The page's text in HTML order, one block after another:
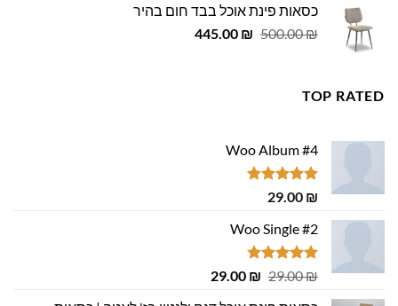
800.00 ₪.
699.00 ₪.
כסאות פינת אוכל בבד חום בהיר
500.00₪
המחיר
445.00 ₪
המחיר
TOP RATED
Woo Album #4
דורג5.00
29.00 ₪
Woo Single #2
דורג4.75
29.00₪
המחיר
29.00 ₪
המחיר